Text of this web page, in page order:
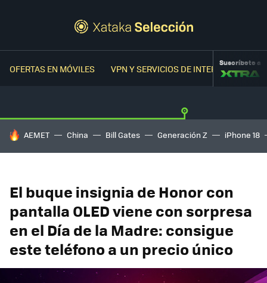
OFERTAS EN MÓVILES VPN Y SERVICIOS DE INTERNETSuscríbete a
HOY SE HABLA DE
AEMET China Bill Gates Generación Z iPhone 18
El buque insignia de Honor con
pantalla OLED viene con sorpresa
en el Día de la Madre: consigue
este teléfono a un precio único